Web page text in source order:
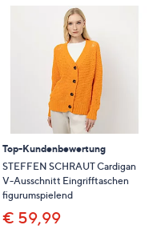
Top-Kundenbewertung
STEFFEN SCHRAUT Cardigan
V-Ausschnitt Eingrifftaschen
figurumspielend
€ 59,99